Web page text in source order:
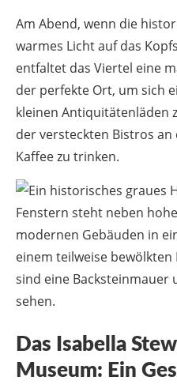
Am Abend, wenn die
warmes Licht auf das
entfaltet das Viertel eine
der perfekte Ort, um sich
kleinen Antiquitätenläden
der versteckten Bistros
Kaffee zu trinken.
Das Isabella
Museum: Ein